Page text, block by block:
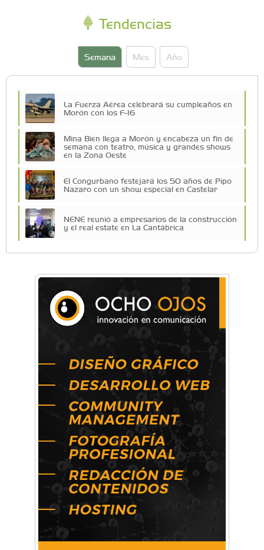
Tendencias
Semana Mes Año
La Fuerza Aérea celebrará su cumpleaños en
Morón con los F-16
Mina Bien llega a Morón y encabeza un fin de
semana con teatro, música y grandes shows
en la Zona Oeste
El Congurbano festejará los 50 años de Pipo
Nazaro con un show especial en Castelar
NENE reunió a empresarios de la construcción
y el real estate en La Cantábrica
La primera vez que Eva Perón voló en avión lo
hizo desde Morón
Mariana Croce: "Hoy las empresas necesitan
un asesoramiento integral para crecer con
Música, teatro, yoga, danza y mucho más:
Conocé todos los talleres para aprender y
disfrutar en la Zona Oeste